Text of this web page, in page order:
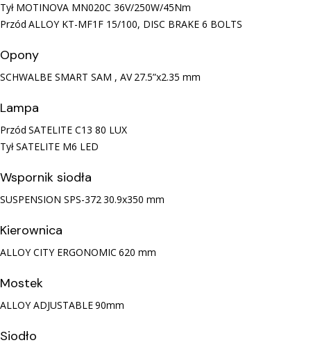
Tył MOTINOVA MN020C 36V/250W/45Nm
Przód ALLOY KT-MF1F 15/100, DISC BRAKE 6 BOLTS
Opony
SCHWALBE SMART SAM , AV 27.5”x2.35 mm
Lampa
Przód SATELITE C13 80 LUX
TyłSATELITE M6 LED
Wspornik siodła
SUSPENSION SPS-37230.9x350 mm
Kierownica
ALLOY CITY ERGONOMIC 620 mm
Mostek
ALLOY ADJUSTABLE90mm
Siodło